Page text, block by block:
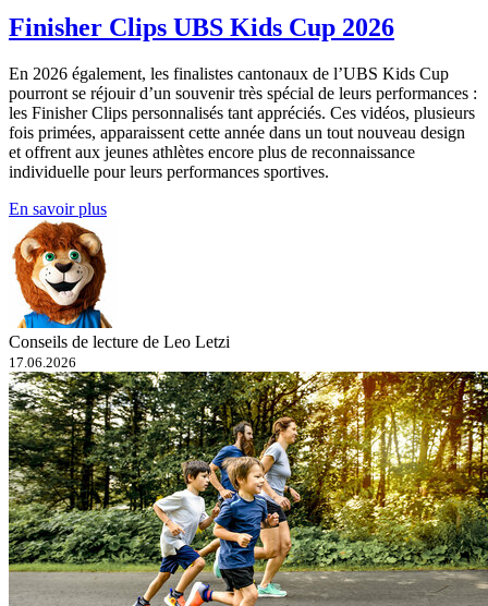
Finisher Clips UBS Kids Cup 2026
En 2026 également, les finalistes cantonaux de l’UBS Kids Cup
pourront se réjouir d’un souvenir très spécial de leurs performances :
les Finisher Clips personnalisés tant appréciés. Ces vidéos, plusieurs
fois primées, apparaissent cette année dans un tout nouveau design
et offrent aux jeunes athlètes encore plus de reconnaissance
individuelle pour leurs performances sportives.
En savoir plus
Conseils de lecture de Leo Letzi
17.06.2026